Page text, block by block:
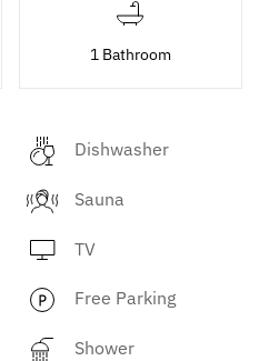
1 Bathroom
Dishwasher
Sauna
TV
Free Parking
Shower